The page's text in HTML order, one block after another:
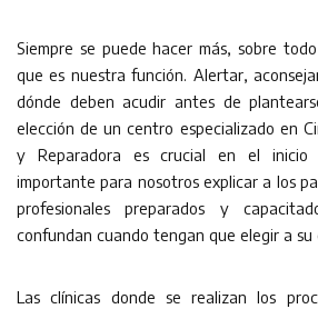
Siempre se puede hacer más, sobre
que es nuestra función. Alertar,
dónde deben acudir antes de
elección de un centro especializado en
y Reparadora es crucial en el inicio
importante para nosotros explicar a los
profesionales preparados y
confundan cuando tengan que elegir a su
Las clínicas donde se realizan los